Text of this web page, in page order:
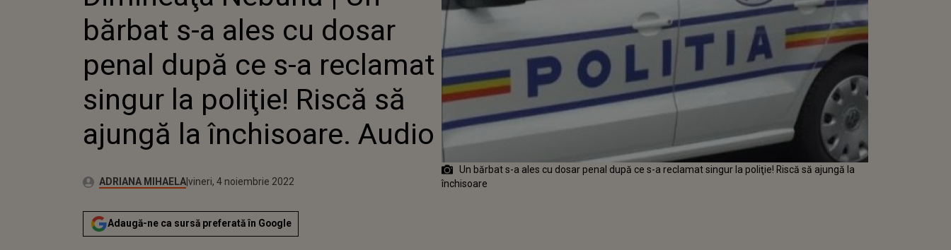
ÎNCHISOARE. AUDIO
bărbat s-a ales cu dosar
penal după ce s-a reclamat
singur la poliţie! Riscă să
ajungă la închisoare. Audio
Autor:ADRIANA MIHAELAPublicat:
joi, 4 noiembrie 2021
Actualizat:
vineri, 4 noiembrie 2022
Adaugă-ne ca sursă preferată în Google
Un bărbat s-a ales cu dosar penal după ce s-a reclamat singur la poliţie! Riscă să ajungă la
închisoare